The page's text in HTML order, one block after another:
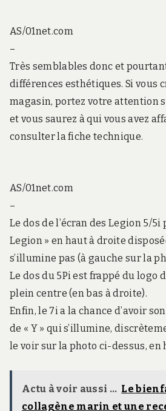
AS/01net.com
–
Très semblables donc et
différences esthétiques. Si vous
magasin, portez votre attention
et vous saurez à qui vous avez
consulter la fiche technique.
AS/01net.com
–
Le dos de l’écran des Legion 5/
Legion » en haut à droite
s’illumine pas (à gauche sur la
Le dos du 5Pi est frappé du logo
plein centre (en bas à droite).
Enfin, le 7i a la chance d’avoir
de « Y » qui s’illumine,
le voir sur la photo ci-dessus, en
Actu à voir aussi ... Le
collagène marin et une